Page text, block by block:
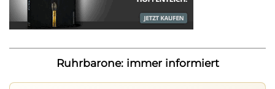
Ruhrbarone: immer informiert